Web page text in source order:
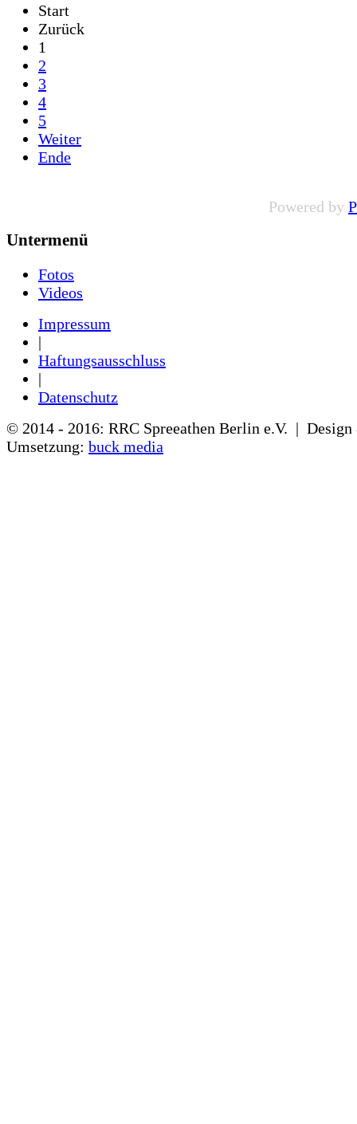
Start
Zurück
1
2
3
4
5
Weiter
Ende
Powered by
Untermenü
Fotos
Videos
Impressum
|
Haftungsausschluss
|
Datenschutz
© 2014 - 2016: RRC Spreeathen Berlin e.V. |
Umsetzung: buck media